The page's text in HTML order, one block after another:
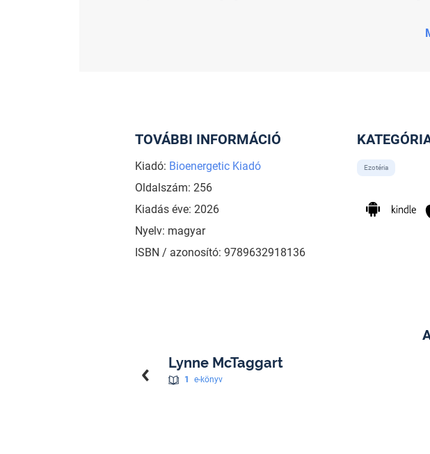
TOVÁBBI INFORMÁCIÓ
Kiadó: Bioenergetic Kiadó
Oldalszám: 256
Kiadás éve: 2026
Nyelv: magyar
ISBN / azonosító: 9789632918136
Ezotéria
Lynne McTaggart
1 e-könyv